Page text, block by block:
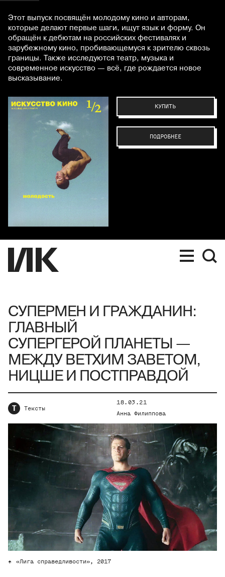
Этот выпуск посвящён молодому кино и авторам,
которые делают первые шаги, ищут язык и форму. Он
обращён к дебютам на российских фестивалях и
зарубежному кино, пробивающемуся к зрителю сквозь
границы. Также исследуются театр, музыка и
современное искусство — всё, где рождается новое
высказывание.
КУПИТЬ
ПОДРОБНЕЕ
СУПЕРМЕН И ГРАЖДАНИН:
ГЛАВНЫЙ
СУПЕРГЕРОЙ ПЛАНЕТЫ —
МЕЖДУ ВЕТХИМ ЗАВЕТОМ,
НИЦШЕ И ПОСТПРАВДОЙ
Т Тексты
18.03.21
Анна Филиппова
«Лига справедливости», 2017